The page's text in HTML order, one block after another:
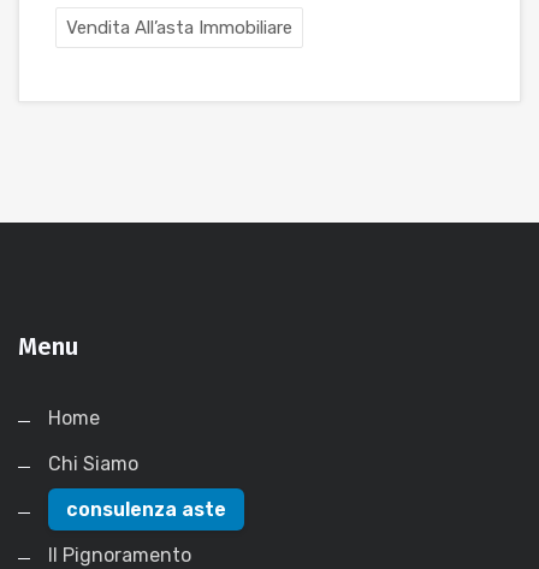
Vendita All’asta Immobiliare
Menu
Home
Chi Siamo
consulenza aste
Il Pignoramento